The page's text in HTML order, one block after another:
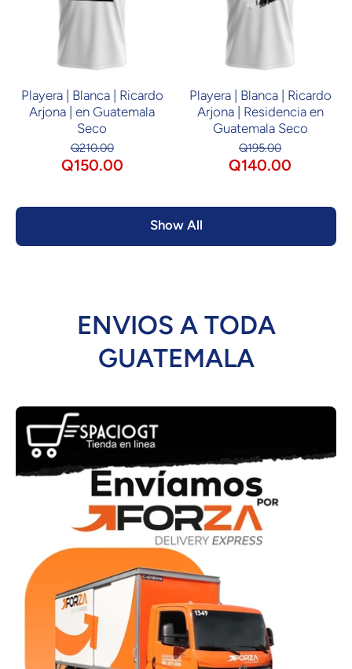
Playera | Blanca | Ricardo
Arjona | en Guatemala
Seco
Q210.00
Q150.00
Playera | Blanca | Ricardo
Arjona | Residencia en
Guatemala Seco
Q195.00
Q140.00
Show All
ENVIOS A TODA
GUATEMALA